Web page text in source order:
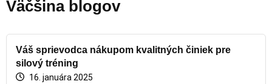
Väčšina blogov
Váš sprievodca nákupom kvalitných činiek pre
silový tréning
16. januára 2025